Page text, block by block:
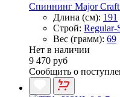
Спиннинг Major
Длина (см): 191
Строй: Regular-
Вес (грамм): 69
Нет в наличии
9 470 руб
Сообщить о